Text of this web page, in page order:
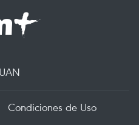
Condiciones de Uso